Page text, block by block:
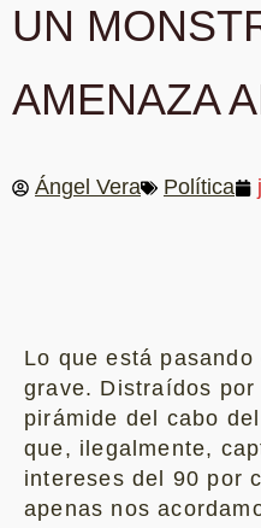
UN
AMENAZA
Ángel Vera Política
Lo que está
grave. Distraídos
pirámide del cabo
que, ilegalmente,
intereses del 90 por
apenas nos